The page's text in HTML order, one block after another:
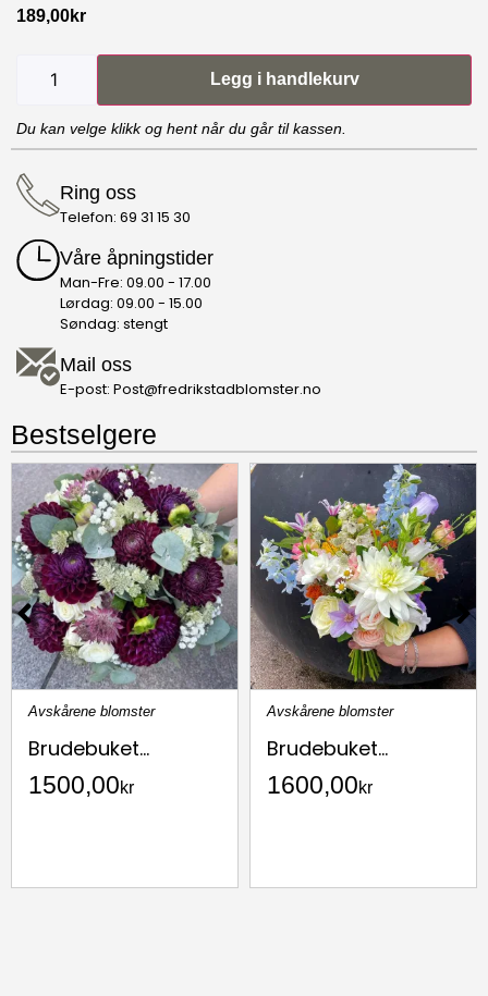
189,00kr
Legg i handlekurv
Du kan velge klikk og hent når du går til kassen.
Ring oss
Telefon: 69 31 15 30
Våre åpningstider
Man-Fre: 09.00 - 17.00
Lørdag: 09.00 - 15.00
Søndag: stengt
Mail oss
E-post: Post@fredrikstadblomster.no
Bestselgere
Avskårene blomster
Brudebuket...
1500,00kr
Avskårene blomster
Brudebuket...
1600,00kr